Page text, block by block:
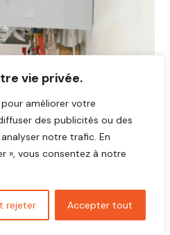
vie privée.
améliorer votre
des publicités ou des
notre trafic. En
», vous consentez à notre
rejeter Accepter tout